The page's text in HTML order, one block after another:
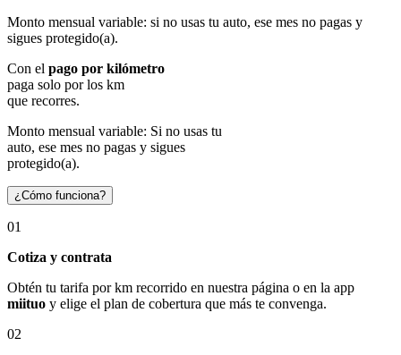
Monto mensual variable: si no usas tu auto, ese mes no pagas y
sigues protegido(a).
Con el pago por kilómetro
paga solo por los km
que recorres.
Monto mensual variable: Si no usas tu
auto, ese mes no pagas y sigues
protegido(a).
¿Cómo funciona?
01
Cotiza y contrata
Obtén tu tarifa por km recorrido en nuestra página o en la app
miituo y elige el plan de cobertura que más te convenga.
02